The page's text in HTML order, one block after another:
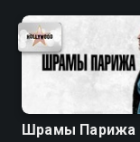
Шрамы Парижа